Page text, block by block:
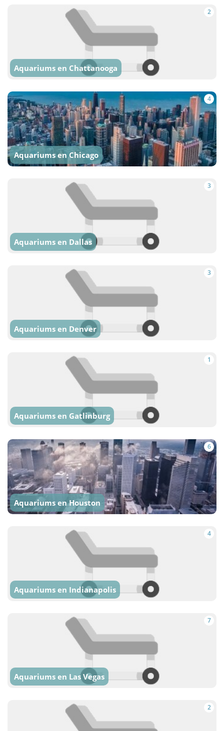
2
Aquariums en Chattanooga
4
Aquariums en Chicago
3
Aquariums en Dallas
3
Aquariums en Denver
1
Aquariums en Gatlinburg
6
Aquariums en Houston
4
Aquariums en Indianapolis
7
Aquariums en Las Vegas
2